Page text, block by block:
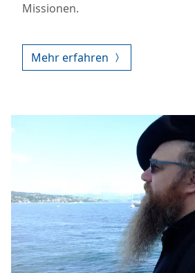
Missionen.
Mehr erfahren